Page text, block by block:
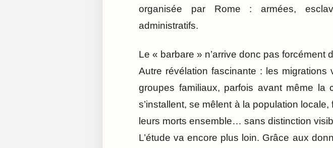
organisée par Rome : armées,
administratifs.
Le « barbare » n’arrive donc pas forcément
Autre révélation fascinante : les migrations
groupes familiaux, parfois avant même la
s’installent, se mêlent à la population
leurs morts ensemble… sans distinction
L’étude va encore plus loin. Grâce aux